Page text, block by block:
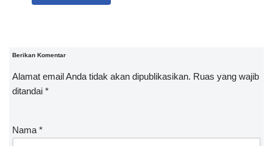
Berikan Komentar
Alamat email Anda tidak akan dipublikasikan. Ruas yang wajib
ditandai *
Nama *